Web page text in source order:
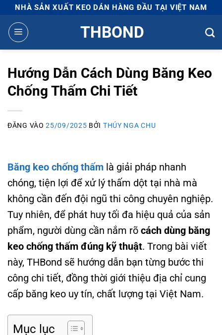
qua
nội
NHÀ SẢN XUẤT KEO DÁN HÀNG ĐẦU TẠI VIỆT NAM
THBOND
Hướng Dẫn Cách Dùng Băng Keo
Chống Thấm Chi Tiết
ĐĂNG VÀO25/09/2025 BỞI THÚY NGA CHU
Băng keo chống thấm là giải pháp nhanh
chóng, tiện lợi để xử lý thấm dột tại nhà mà
không cần đến đội ngũ thi công chuyên nghiệp.
Tuy nhiên, để phát huy tối đa hiệu quả của sản
phẩm, người dùng cần nắm rõ cách dùng băng
keo chống thấm đúng kỹ thuật. Trong bài viết
này, THBond sẽ hướng dẫn bạn từng bước thi
công chi tiết, đồng thời giới thiệu địa chỉ cung
cấp băng keo uy tín, chất lượng tại Việt Nam.
Mục lục